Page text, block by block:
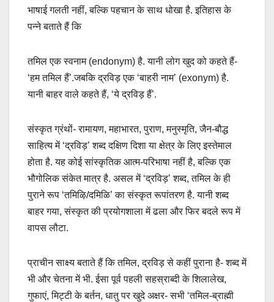
भाषाई गलती नहीं, बल्कि पहचान के साथ धोखा है. इतिहास के
पन्ने बताते हैं कि
तमिल एक स्वनाम (endonym) है. यानी लोग खुद को कहते हैं-
‘हम तमिल हैं’.जबकि द्रविड़ एक ‘बाहरी नाम’ (exonym) है.
यानी बाहर वाले कहते हैं, ‘ये द्रविड़ हैं’.
संस्कृत ग्रंथों- रामायण, महाभारत, पुराण, मनुस्मृति, जैन-बौद्ध
साहित्य में ‘द्रविड़’ शब्द दक्षिण दिशा या क्षेत्र के लिए इस्तेमाल
होता है. यह कोई सांस्कृतिक आत्म-परिभाषा नहीं है, बल्कि एक
भौगोलिक संकेत मात्र है. असल में ‘द्रविड़’ शब्द, तमिल के ही
पुराने रूप ‘तमिऴि/दमिळि’ का संस्कृत रूपांतरण है. यानी शब्द
बाहर गया, संस्कृत की प्रयोगशाला में ढला और फिर बदले रूप में
वापस लौटा.
प्राचीन साक्ष्य बताते हैं कि तमिल, द्रविड़ से कहीं पुराना है- शब्द में
भी और चेतना में भी. ईसा पूर्व पहली सहस्राब्दी के शिलालेख,
गुफाएं, मिट्टी के बर्तन, धातु पर खुदे अक्षर- सभी ‘तमिल-ब्राह्मी